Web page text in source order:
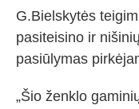
G.Bielskytės
pasiteisino ir
pasiūlymas
„Šio ženklo